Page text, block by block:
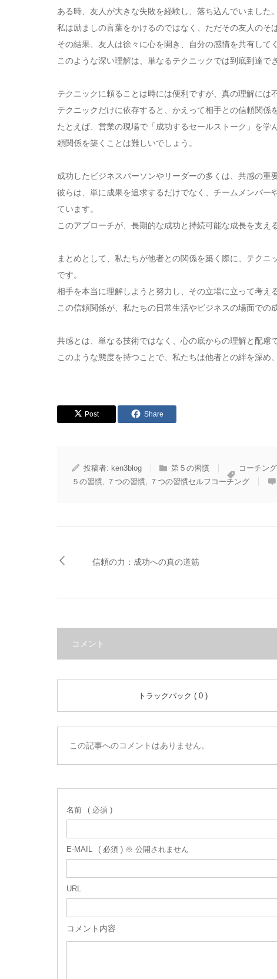
ある時、友人が大きな失敗を経験し、落ち込んでいました。
私は励ましの言葉をかけるのではなく、ただその友人のそ
その結果、友人は徐々に心を開き、自分の感情を共有して
このような深い理解は、単なるテクニックでは到底到達で
テクニックに頼ることは時には便利ですが、真の理解には
テクニックだけに依存すると、かえって相手との信頼関係
たとえば、営業の現場で「成功するセールストーク」を
頼関係を築くことは難しいでしょう。
成功したビジネスパーソンやリーダーの多くは、共感の重
彼らは、単に成果を追求するだけでなく、チームメンバ
ています。
このアプローチが、長期的な成功と持続可能な成長を支え
まとめとして、私たちが他者との関係を築く際に、テク
です。
相手を本当に理解しようと努力し、その立場に立って考え
この信頼関係が、私たちの日常生活やビジネスの場面での
共感とは、単なる技術ではなく、心の底からの理解と配慮で
このような態度を持つことで、私たちは他者との絆を深め
Post Share
投稿者: ken3blog 第５の習慣 コーチング
５の習慣
７つの習慣 ７つの習慣セルフコーチング
信頼の力：成功への真の道筋
コメント
トラックバック ( 0 )
この記事へのコメントはありません。
名前 ( 必須 )
E-MAIL ( 必須 ) ※ 公開されません
URL
コメント内容